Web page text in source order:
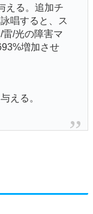
える。追加チ
唱すると、ス
/光の障害マ
増加させ
える。